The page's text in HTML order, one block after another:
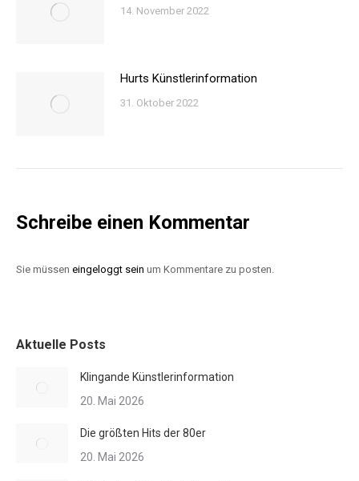
14. November 2022
Hurts Künstlerinformation
31. Oktober 2022
Schreibe einen Kommentar
Sie müssen eingeloggt sein um Kommentare zu posten.
Aktuelle Posts
Klingande Künstlerinformation
20. Mai 2026
Die größten Hits der 80er
20. Mai 2026